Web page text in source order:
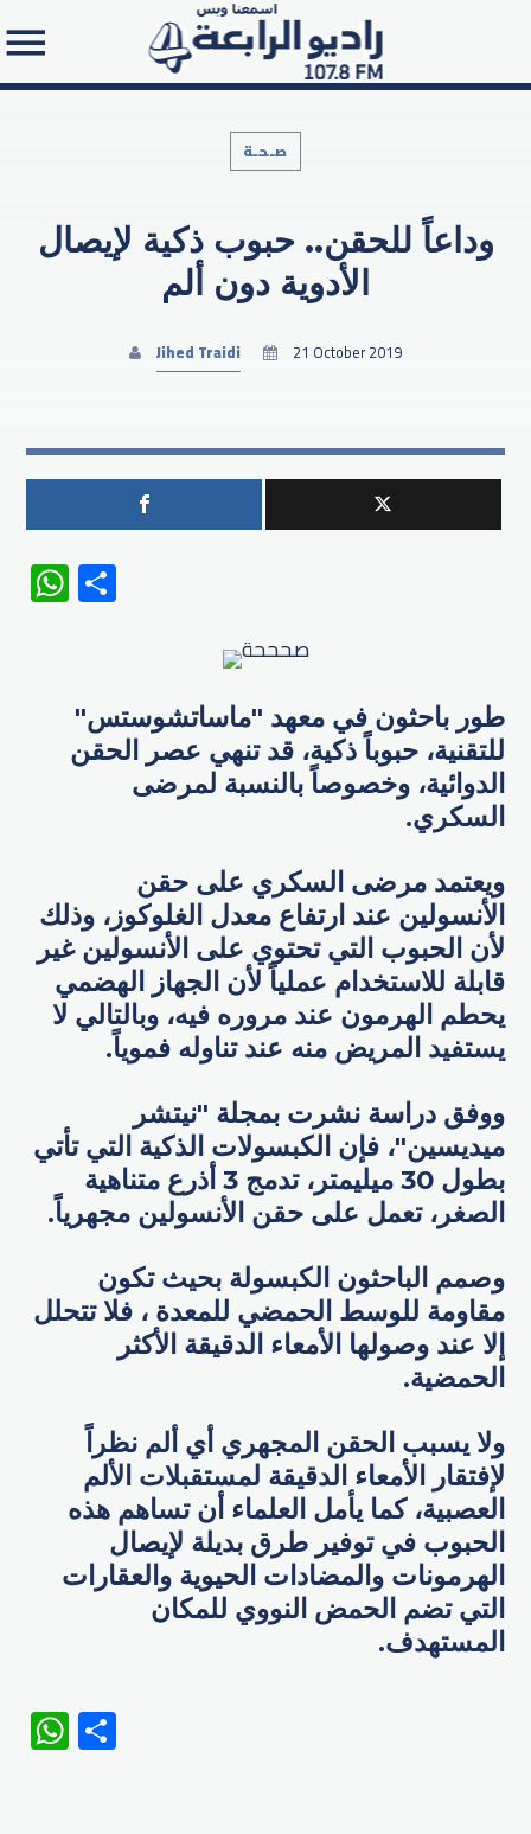
Search in the website:
صـحـة
وداعاً للحقن.. حبوب ذكية لإيصال
الأدوية دون ألم
Jihed Traidi 21 October 2019
WhatsApp
طور باحثون في معهد "ماساتشوستس"
للتقنية، حبوباً ذكية، قد تنهي عصر الحقن
الدوائية، وخصوصاً بالنسبة لمرضى
السكري.
ويعتمد مرضى السكري على حقن
الأنسولين عند ارتفاع معدل الغلوكوز، وذلك
لأن الحبوب التي تحتوي على الأنسولين غير
قابلة للاستخدام عملياً لأن الجهاز الهضمي
يحطم الهرمون عند مروره فيه، وبالتالي لا
يستفيد المريض منه عند تناوله فموياً.
ووفق دراسة نشرت بمجلة "نيتشر
ميديسين"، فإن الكبسولات الذكية التي تأتي
بطول 30 ميليمتر، تدمج 3 أذرع متناهية
الصغر، تعمل على حقن الأنسولين مجهرياً.
وصمم الباحثون الكبسولة بحيث تكون
مقاومة للوسط الحمضي للمعدة ، فلا تتحلل
إلا عند وصولها الأمعاء الدقيقة الأكثر
الحمضية.
ولا يسبب الحقن المجهري أي ألم نظراً
لإفتقار الأمعاء الدقيقة لمستقبلات الألم
العصبية، كما يأمل العلماء أن تساهم هذه
الحبوب في توفير طرق بديلة لإيصال
الهرمونات والمضادات الحيوية والعقارات
التي تضم الحمض النووي للمكان
المستهدف.
WhatsApp